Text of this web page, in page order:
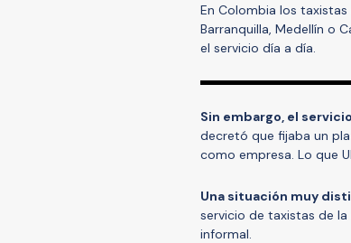
En Colombia los
Barranquilla, Medellín o
el servicio día a día.
Sin embargo, el
decretó que fijaba un
como empresa. Lo que
Una situación muy
servicio de taxistas de
informal.